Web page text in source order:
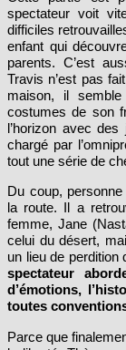
Cette partie est
spectateur voit
difficiles
enfant qui
parents. C’est
Travis n’est pas
maison, il
costumes de son
l’horizon avec
chargé par
tout une série de
Du coup,
la route. Il a
femme, Jane
celui du désert,
un lieu de perdition
spectateur
d’émotions,